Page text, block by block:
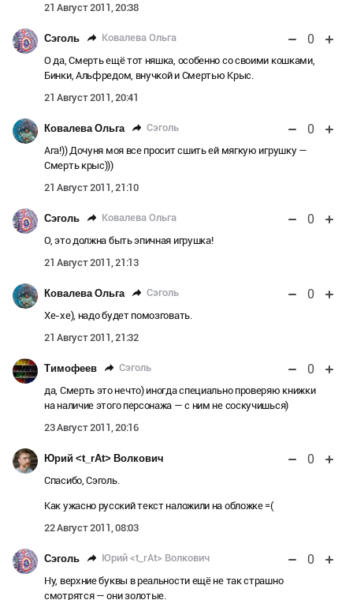
21 Август 2011, 20:38
Сэголь Ковалева Ольга 0
О да, Смерть ещё тот няшка, особенно со своими кошками,
Бинки, Альфредом, внучкой и Смертью Крыс.
21 Август 2011, 20:41
Ковалева Ольга Сэголь 0
Ага!)) Дочуня моя все просит сшить ей мягкую игрушку —
Смерть крыс)))
21 Август 2011, 21:10
Сэголь Ковалева Ольга 0
О, это должна быть эпичная игрушка!
21 Август 2011, 21:13
Ковалева Ольга Сэголь 0
Хе-хе), надо будет помозговать.
21 Август 2011, 21:32
Тимофеев Сэголь 0
да, Смерть это нечто) иногда специально проверяю книжки
на наличие этого персонажа — с ним не соскучишься)
23 Август 2011, 20:16
Юрий <t_rAt> Волкович 0
Спасибо, Сэголь.
Как ужасно русский текст наложили на обложке =(
22 Август 2011, 08:03
Сэголь Юрий <t_rAt> Волкович 0
Ну, верхние буквы в реальности ещё не так страшно
смотрятся — они золотые.